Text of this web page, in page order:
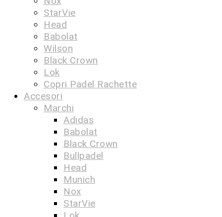
StarVie
Head
Babolat
Wilson
Black Crown
Lok
Copri Padel Rachette
Accesori
Marchi
Adidas
Babolat
Black Crown
Bullpadel
Head
Munich
Nox
StarVie